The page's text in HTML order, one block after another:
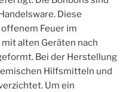
Diese
Feuer im
alten Geräten nach
Bei der Herstellung
Hilfsmitteln und
Um ein